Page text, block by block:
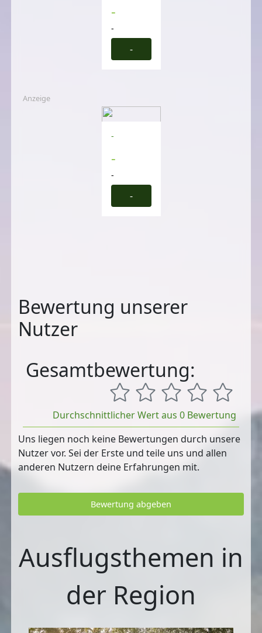
-
-
-
Anzeige
-
-
-
-
Bewertung unserer
Nutzer
Gesamtbewertung:
Durchschnittlicher Wert aus 0 Bewertung
Uns liegen noch keine Bewertungen durch unsere
Nutzer vor. Sei der Erste und teile uns und allen
anderen Nutzern deine Erfahrungen mit.
Bewertung abgeben
Ausflugsthemen in
der Region